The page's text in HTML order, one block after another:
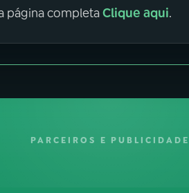
página completaClique aqui.
PARCEIROS E PUBLICIDADE